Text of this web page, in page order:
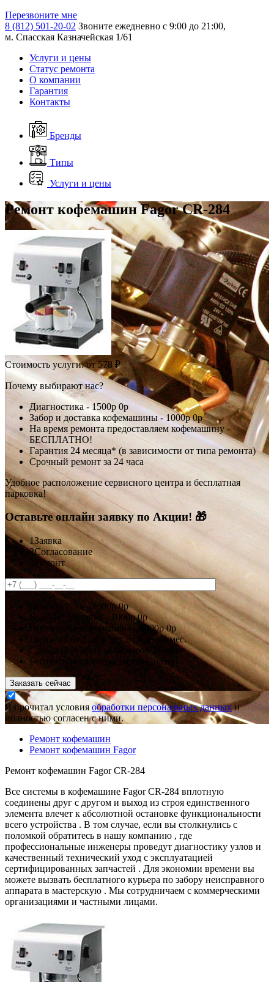
Перезвоните мне
8 (812) 501-20-02 Звоните ежедневно с 9:00 до 21:00,
м. Спасская Казначейская 1/61
Услуги и цены
Статус ремонта
О компании
Гарантия
Контакты
Бренды
Типы
Услуги и цены
Ремонт кофемашин Fagor CR-284
Стоимость услуги:от 578 ₽
Почему выбирают нас?
Диагностика -1500р 0р
Забор и доставка кофемашины -1000р0р
На время ремонта предоставляем кофемашину -
БЕСПЛАТНО!
Гарантия 24 месяца* (в зависимости от типа ремонта)
Срочный ремонт за 24 часа
Удобное расположение сервисного центра и бесплатная
парковка!
Оставьте онлайн заявку по Акции! 🎁
1Заявка
2Согласование
3 Ремонт
Диагностика - 1500р0р
Выезд и доставка -1000р0р
Подменная кофемашина -
2000р0р
Гарантия
от 3 до 6 месот 6 до 24 мес.
Срочный ремонт за
48 часов
24 часа
Бесплатная парковка рядом с нами!
Заказать сейчас
Я прочитал условия обработки персональных данныхи
полностью согласен с ними.
Ремонт кофемашин
Ремонт кофемашин Fagor
Ремонт кофемашин Fagor CR-284
Все системы в кофемашине Fagor CR-284 вплотную
соединены друг с другом и выход из строя единственного
элемента влечет к абсолютной остановке функциональности
всего устройства . В том случае, если вы столкнулись с
поломкой обратитесь в нашу компанию , где
профессиональные инженеры проведут диагностику узлов и
качественный технический уход с эксплуатацией
сертифицированных запчастей . Для экономии времени вы
можете вызвать бесплатного курьера по забору неисправного
аппарата в мастерскую . Мы сотрудничаем с коммерческими
организациями и частными лицами.